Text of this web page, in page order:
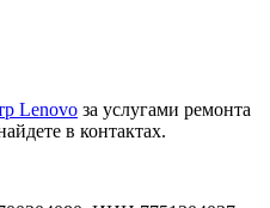
Lenovo за услугами ремонта
в контактах.